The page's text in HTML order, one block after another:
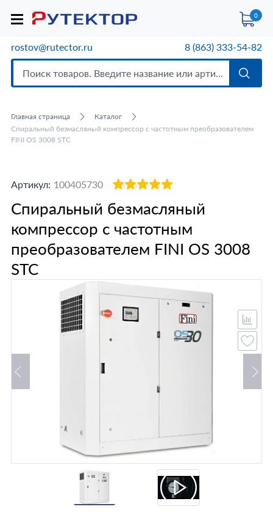
0
rostov@rutector.ru 8 (863) 333-54-82
Главная страница
Каталог
Спиральный безмасляный компрессор c частотным преобразователем
FINI OS 3008 STC
Артикул: 100405730
Спиральный безмасляный
компрессор c частотным
преобразователем FINI OS 3008
STC